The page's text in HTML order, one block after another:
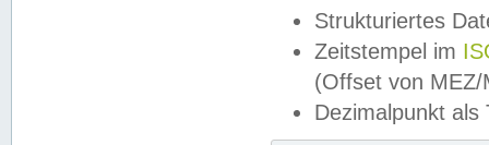
Strukturiertes
Zeitstempel im
(Offset von MEZ/
Dezimalpunkt als